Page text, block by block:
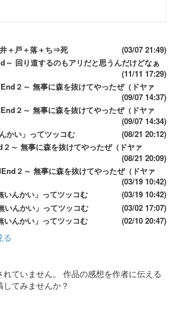
＋戸＋落＋ち⇒死
(03/07 21:49)
～ 回り道するのもアリだと思うんだけどなぁ
(11/11 17:29)
２～ 無事に森を抜けてやったぜ（ドヤァ
(09/07 14:37)
２～ 無事に森を抜けてやったぜ（ドヤァ
(09/07 14:34)
かい」ってツッコむ
(08/21 20:12)
～ 無事に森を抜けてやったぜ（ドヤァ
(08/21 20:09)
２～ 無事に森を抜けてやったぜ（ドヤァ
(03/19 10:42)
いんかい」ってツッコむ
(03/19 10:42)
いんかい」ってツッコむ
(03/02 17:07)
いんかい」ってツッコむ (02/10 20:47)
る
れていません。 作品の感想を作者に伝える
てみませんか？